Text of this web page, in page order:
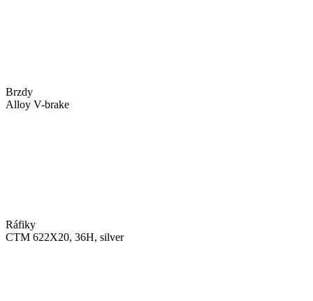
Brzdy
Alloy V-brake
Ráfiky
CTM 622X20, 36H, silver